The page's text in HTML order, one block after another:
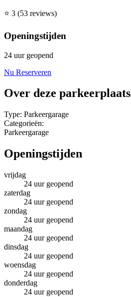
⭐ 3 (53 reviews)
Openingstijden
24 uur geopend
Nu Reserveren
Over deze parkeerplaats
Type: Parkeergarage
Categorieën:
Parkeergarage
Openingstijden
vrijdag
24 uur geopend
zaterdag
24 uur geopend
zondag
24 uur geopend
maandag
24 uur geopend
dinsdag
24 uur geopend
woensdag
24 uur geopend
donderdag
24 uur geopend